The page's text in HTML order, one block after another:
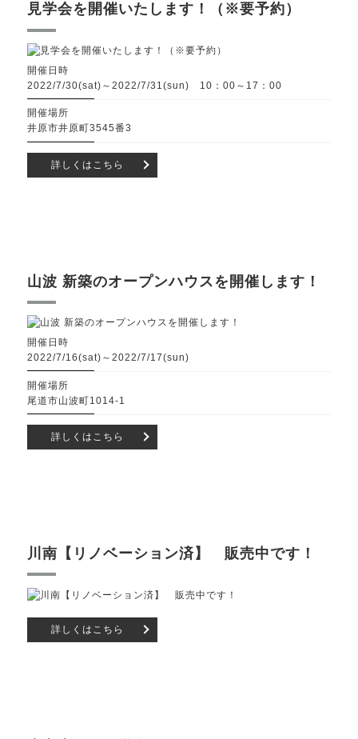
見学会を開催いたします！（※要予約）
開催日時
2022/7/30(sat)～2022/7/31(sun) 10：00～17：00
開催場所
井原市井原町3545番3
詳しくはこちら
山波 新築のオープンハウスを開催します！
開催日時
2022/7/16(sat)～2022/7/17(sun)
開催場所
尾道市山波町1014-1
詳しくはこちら
川南【リノベーション済】 販売中です！
詳しくはこちら